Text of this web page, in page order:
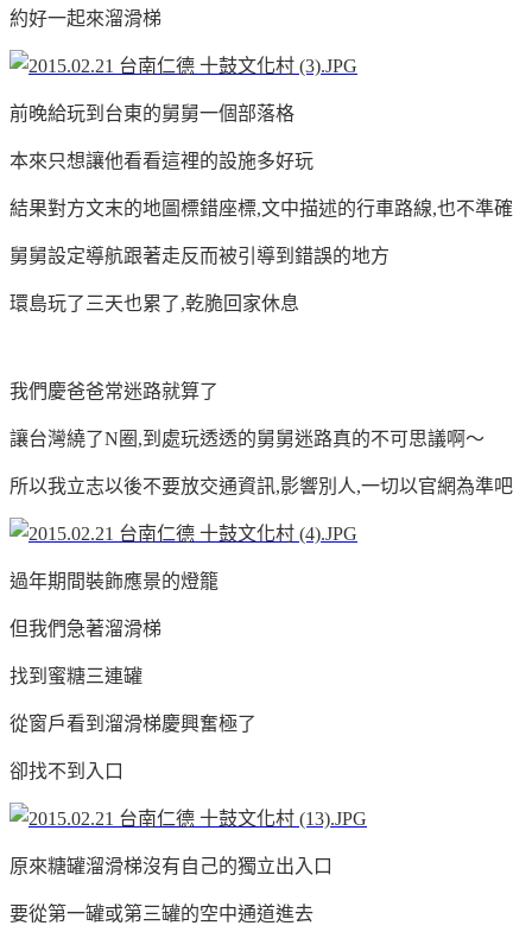
約好一起來溜滑梯
前晚給玩到台東的舅舅一個部落格
本來只想讓他看看這裡的設施多好玩
結果對方文末的地圖標錯座標,文中描述的行車路線,也不準確
舅舅設定導航跟著走反而被引導到錯誤的地方
環島玩了三天也累了,乾脆回家休息
我們慶爸爸常迷路就算了
讓台灣繞了N圈,到處玩透透的舅舅迷路真的不可思議啊～
所以我立志以後不要放交通資訊,影響別人,一切以官網為準吧
過年期間裝飾應景的燈籠
但我們急著溜滑梯
找到蜜糖三連罐
從窗戶看到溜滑梯慶興奮極了
卻找不到入口
原來糖罐溜滑梯沒有自己的獨立出入口
要從第一罐或第三罐的空中通道進去